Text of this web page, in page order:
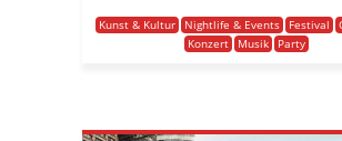
Kunst & Kultur Nightlife & Events Festival
Konzert
Musik Party